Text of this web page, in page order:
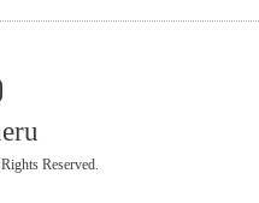
Reserved.